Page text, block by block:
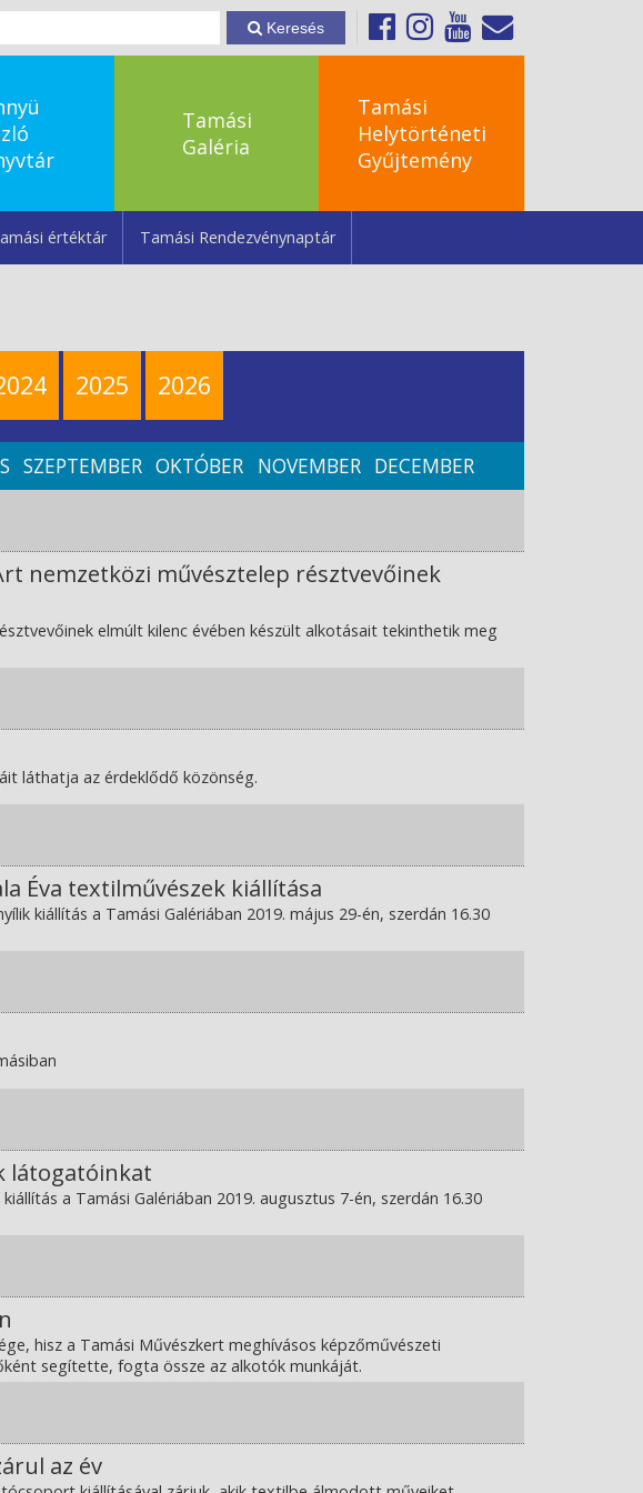
Keresés
Tamási
Galéria
Tamási
Helytörténeti
Gyűjtemény
értéktár Tamási Rendezvénynaptár
2025 2026
SZEPTEMBER OKTÓBER NOVEMBER DECEMBER
nemzetközi művésztelep résztvevőinek
elmúlt kilenc évében készült alkotásait tekinthetik meg
láthatja az érdeklődő közönség.
Éva textilművészek kiállítása
kiállítás a Tamási Galériában 2019. május 29-én, szerdán 16.30
látogatóinkat
a Tamási Galériában 2019. augusztus 7-én, szerdán 16.30
hisz a Tamási Művészkert meghívásos képzőművészeti
segítette, fogta össze az alkotók munkáját.
az év